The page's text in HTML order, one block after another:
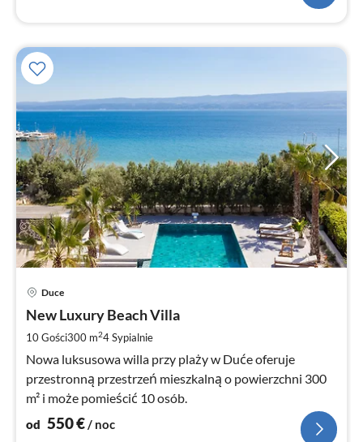
Duce
New Luxury Beach Villa
10 Gości300 m24Sypialnie
Nowa luksusowa willa przy plaży w Duće oferuje
przestronną przestrzeń mieszkalną o powierzchni 300
m² i może pomieścić 10 osób.
od 550€/ noc